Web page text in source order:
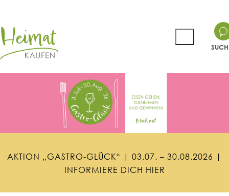
AKTION „GASTRO-GL ÜCK“ | 03.07. – 30.08.2026 |
INFORMIERE DICH HIER